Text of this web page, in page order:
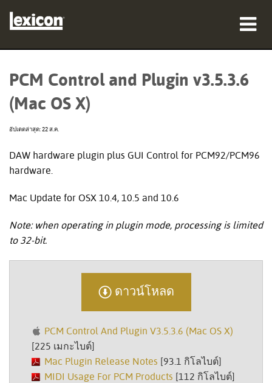
การฝึกอบรม
การสนับสนุน
PCM Control and Plugin v3.5.3.6
(Mac OS X)
อัปเดตล่าสุด: 22 ส.ค.
DAW hardware plugin plus GUI Control for PCM92/PCM96
hardware.
Mac Update for OSX 10.4, 10.5 and 10.6
Note: when operating in plugin mode, processing is limited
to 32-bit.
ดาวน์โหลด
PCM Control And Plugin V3.5.3.6 (Mac OS X)
[225 เมกะไบต์]
Mac Plugin Release Notes [93.1 กิโลไบต์]
MIDI Usage For PCM Products [112 กิโลไบต์]